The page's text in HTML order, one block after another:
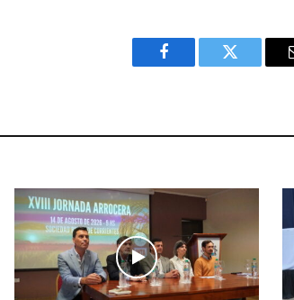
Facebook Twitter